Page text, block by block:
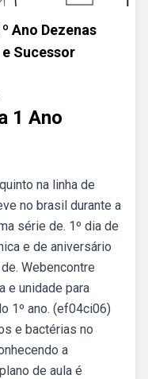
Ano Dezenas
Sucessor
1 Ano
na linha de
no brasil durante a
série de. 1º dia de
e de aniversário
Webencontre
e unidade para
1º ano. (ef04ci06)
e bactérias no
a
de aula é